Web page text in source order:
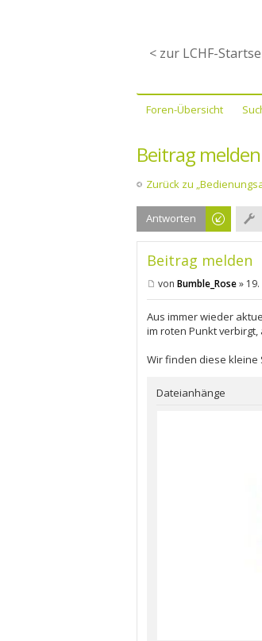
< zur LCHF-
Foren-Übersicht
Beitrag melden
Zurück zu
Antworten
Beitrag melden
e
i
r
g
von Bumble_Rose»
Aus immer wieder
im roten Punkt
Wir finden diese kleine
Dateianhänge